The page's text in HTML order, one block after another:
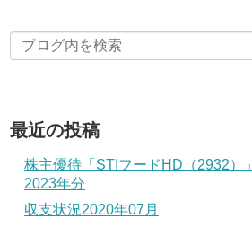
最近の投稿
株主優待「STIフードHD（2932）」
2023年分
収支状況2020年07月